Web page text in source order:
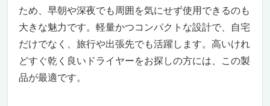
ため、早朝や深夜でも周囲を気にせず使用できるのも
大きな魅力です。軽量かつコンパクトな設計で、自宅
だけでなく、旅行や出張先でも活躍します。高いけれ
どすぐ乾く良いドライヤーをお探しの方には、この製
品が最適です。